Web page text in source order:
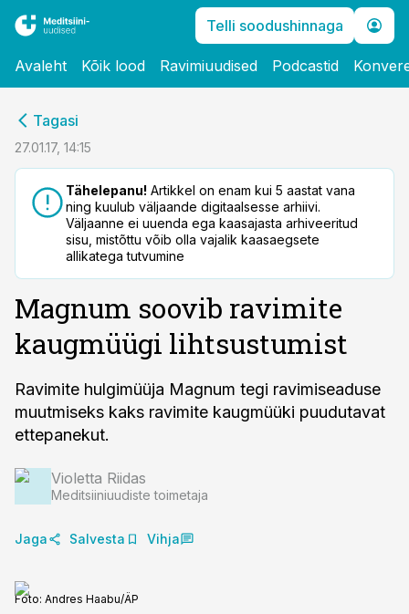
Telli soodushinnaga
Avaleht Kõik lood Ravimiuudised Podcastid
Tagasi
27.01.17, 14:15
Tähelepanu! Artikkel on enam kui 5 aastat vana
ning kuulub väljaande digitaalsesse arhiivi.
Väljaanne ei uuenda ega kaasajasta arhiveeritud
sisu, mistõttu võib olla vajalik kaasaegsete
allikatega tutvumine
Magnum soovib ravimite
kaugmüügi lihtsustumist
Ravimite hulgimüüja Magnum tegi ravimiseaduse
muutmiseks kaks ravimite kaugmüüki puudutavat
ettepanekut.
Violetta Riidas
Meditsiiniuudiste toimetaja
Jaga Salvesta Vihja
Foto: Andres Haabu/ÄP